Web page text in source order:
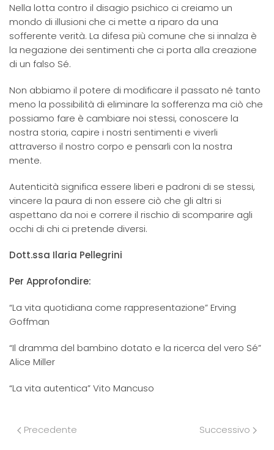
Nella lotta contro il disagio psichico ci creiamo un
mondo di illusioni che ci mette a riparo da una
sofferente verità. La difesa più comune che si innalza è
la negazione dei sentimenti che ci porta alla creazione
di un falso Sé.
Non abbiamo il potere di modificare il passato né tanto
meno la possibilità di eliminare la sofferenza ma ciò che
possiamo fare è cambiare noi stessi, conoscere la
nostra storia, capire i nostri sentimenti e viverli
attraverso il nostro corpo e pensarli con la nostra
mente.
Autenticità significa essere liberi e padroni di se stessi,
vincere la paura di non essere ciò che gli altri si
aspettano da noi e correre il rischio di scomparire agli
occhi di chi ci pretende diversi.
Dott.ssa Ilaria Pellegrini
Per Approfondire:
“La vita quotidiana come rappresentazione” Erving
Goffman
“Il dramma del bambino dotato e la ricerca del vero Sé”
Alice Miller
“La vita autentica” Vito Mancuso
Precedente Successivo